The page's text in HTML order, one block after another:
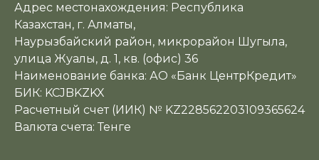
Адрес местонахождения: Республика
Казахстан, г. Алматы,
Наурызбайский район, микрорайон Шугыла,
улица Жуалы, д. 1, кв. (офис) 36
Наименование банка: АО «Банк ЦентрКредит»
БИК: KCJBKZKX
Расчетный счет (ИИК) № KZ228562203109365624
Валюта счета: Тенге